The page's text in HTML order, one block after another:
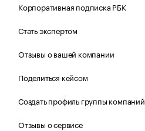
Корпоративная подписка РБК
Стать экспертом
Отзывы о вашей компании
Поделиться кейсом
Создать профиль группы компаний
Отзывы о сервисе